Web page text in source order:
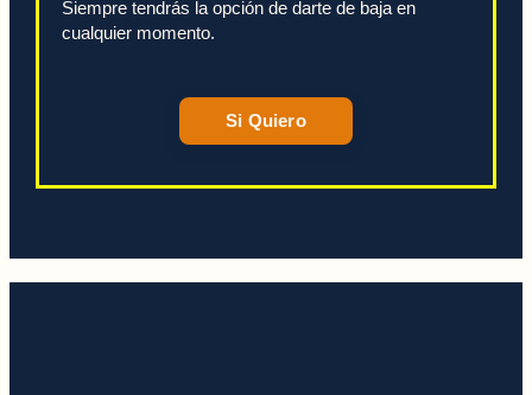
Siempre tendrás la opción de darte de baja en
cualquier momento.
Si Quiero